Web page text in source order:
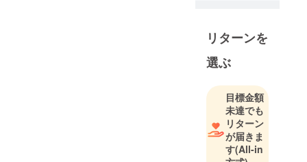
「癒し」と
「肌が美し
くなる喜
び」を提供
する中で、
自分が生き
ている喜び
を感じるよ
リターンを
選ぶ
目標金額
未達でも
リターン
が届きま
す(All-in